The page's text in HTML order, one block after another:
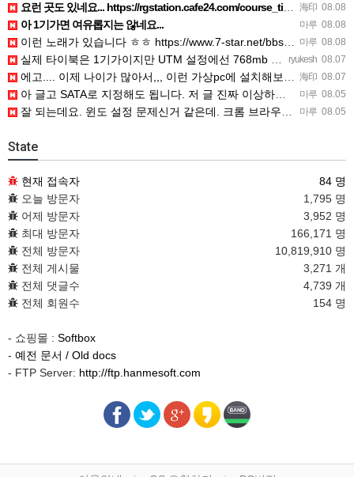
海印 08.08
요런 곳도 있네요... https://rgstation.cafe24.com/course_tip/306500
마루 08.08
아 1기가면 여유롭지는 않네요...
마루 08.08
이런 노래가 있습니다 ㅎㅎ https://www.7-star.net/bbs/board.php?bo_table…
ryukesh 08.07
실제 타이북은 1기가이지만 UTM 설정에선 768mb 입니다. 1기가나 그 보다 넘게 설정하면 UTM 에뮬레…
海印 08.07
에고.... 이제 나이가 많아서,,, 이런 가상pc에 설치해보는 것도 귀찮군요.. ㅎㅎ 날씨도 덥고.....…
마루 08.05
아 글고 SATA로 지정해도 됩니다. 저 글 진짜 이상하네요. 옛날꺼 퍼와서 그런거 같은데요.
마루 08.05
잘 되는데요. 윈도 설정 문제신거 같은데. 크롬 브라우저나 파폭으로 해 보세요
State
현재 접속자
84 명
오늘 방문자
1,795 명
어제 방문자
3,952 명
최대 방문자
166,171 명
전체 방문자
10,819,910 명
전체 게시물
3,271 개
전체 댓글수
4,739 개
전체 회원수
154 명
- 쇼핑몰 : Softbox
- 예전 문서 / Old docs
- FTP Server: http://ftp.hanmesoft.com